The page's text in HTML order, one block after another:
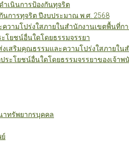
ำเนินการป้องกันทุจริต
นการทุจริต ปีงบประมาณ พ.ศ. 2568
วามโปร่งใสภายในสำนักงานเขตพื้นที่ก
โยชน์อื่นใดโดยธรรมจรรยา
งเสริมคุณธรรมและความโปร่งใสภายใ
ะโยชน์อื่นใดโดยธรรมจรรยาของเจ้าพ
ทรัพยากรบุคคล